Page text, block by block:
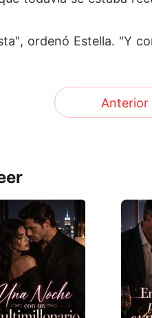
ordenó Estella. "Y
Anterior